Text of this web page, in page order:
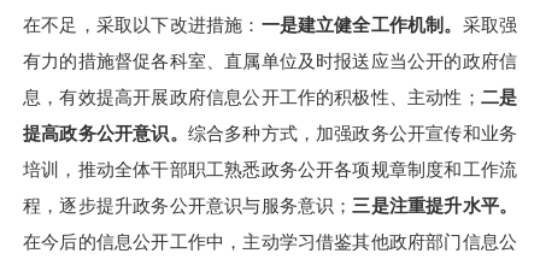
在不足，采取以下改进措施： 一是建立健全工作机制。 采取强
有力的措施督促各科室、直属单位及时报送应当公开的政府信
息，有效提高开展政府信息公开工作的积极性、主动性； 二是
提高政务公开意识。 综合多种方式，加强政务公开宣传和业务
培训，推动全体干部职工熟悉政务公开各项规章制度和工作流
程，逐步提升政务公开意识与服务意识； 三是注重提升水平。
在今后的信息公开工作中，主动学习借鉴其他政府部门信息公